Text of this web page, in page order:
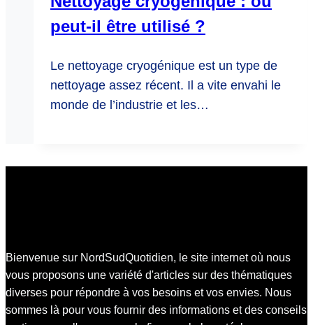
peut-il être utilisé ?
Le nettoyage cryogénique est un type de
nettoyage assez récent. Il a vite envahi le
monde de l’industrie et les…
Bienvenue sur NordSudQuotidien, le site internet où nous
vous proposons une variété d'articles sur des thématiques
diverses pour répondre à vos besoins et vos envies. Nous
sommes là pour vous fournir des informations et des conseils